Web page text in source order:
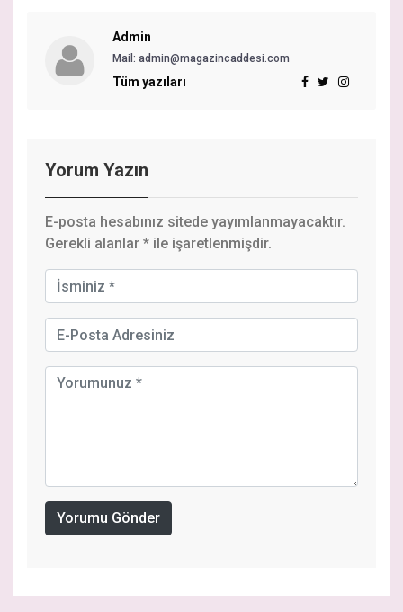
Admin
Mail: admin@magazincaddesi.com
Tüm yazıları
Yorum Yazın
E-posta hesabınız sitede yayımlanmayacaktır.
Gerekli alanlar * ile işaretlenmişdir.
Yorumu Gönder